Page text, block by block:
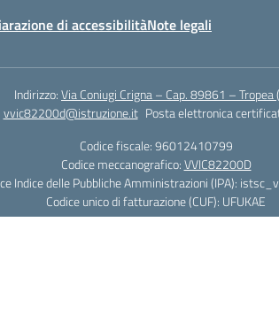
di accessibilitàNote legali
Indirizzo:Via Coniugi Crigna – Cap. 89861 – Tropea
vvic82200d@istruzione.it Posta elettronica
Codice fiscale: 96012410799
Codice meccanografico:VVIC82200D
Indice delle Pubbliche Amministrazioni (IPA):
Codice unico di fatturazione (CUF): UFUKAE